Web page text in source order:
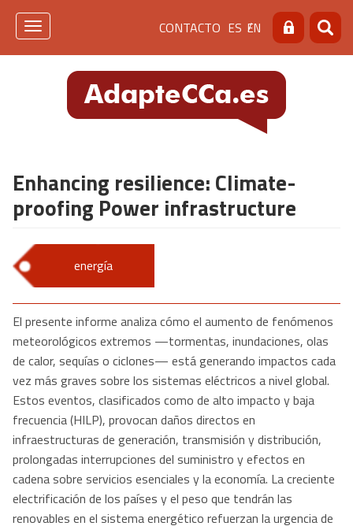
Pasar
Menú
de
cabecera
[contacto]
CONTACTO ES EN Buscar
Toggle
Enhancing resilience: Climate-
proofing Power infrastructure
energía
El presente informe analiza cómo el aumento de fenómenos
meteorológicos extremos —tormentas, inundaciones, olas
de calor, sequías o ciclones— está generando impactos cada
vez más graves sobre los sistemas eléctricos a nivel global.
Estos eventos, clasificados como de alto impacto y baja
frecuencia (HILP), provocan daños directos en
infraestructuras de generación, transmisión y distribución,
prolongadas interrupciones del suministro y efectos en
cadena sobre servicios esenciales y la economía. La creciente
electrificación de los países y el peso que tendrán las
renovables en el sistema energético refuerzan la urgencia de